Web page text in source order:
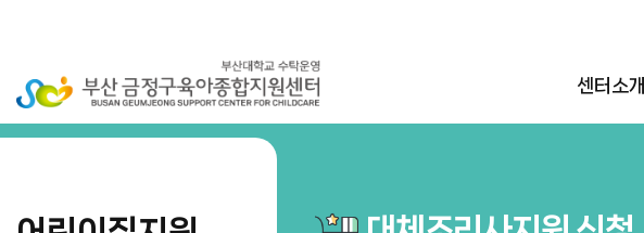
센터소개